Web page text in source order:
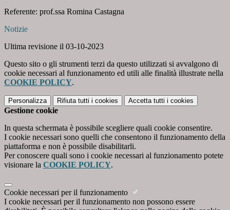
Referente: prof.ssa Romina Castagna
Notizie
Ultima revisione il 03-10-2023
Questo sito o gli strumenti terzi da questo utilizzati si avvalgono di
cookie necessari al funzionamento ed utili alle finalità illustrate nella
COOKIE POLICY.
Personalizza Rifiuta tutti i cookies Accetta tutti i cookies
Gestione cookie
In questa schermata è possibile scegliere quali cookie consentire.
I cookie necessari sono quelli che consentono il funzionamento della
piattaforma e non è possibile disabilitarli.
Per conoscere quali sono i cookie necessari al funzionamento potete
visionare la COOKIE POLICY.
Cookie necessari per il funzionamento
I cookie necessari per il funzionamento non possono essere